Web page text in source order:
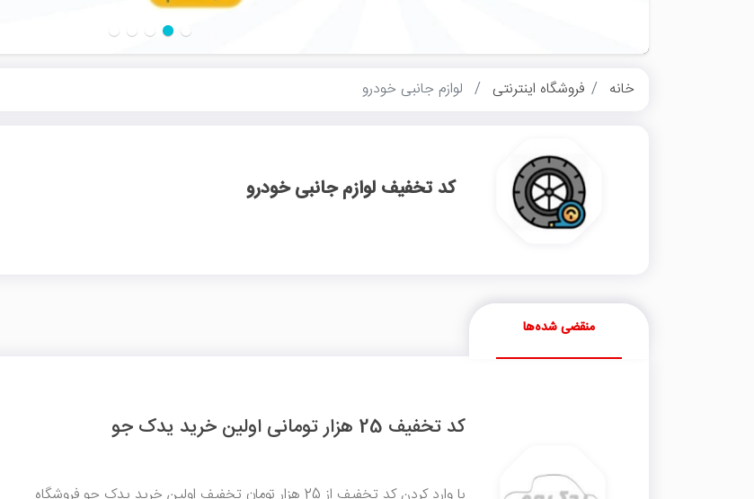
خانه فروشگاه اینترنتی لوازم جانبی خودرو
کد تخفیف لوازم جانبی خودرو
منقضی شده‌ها
کد تخفیف 25 هزار تومانی اولین خرید یدک جو